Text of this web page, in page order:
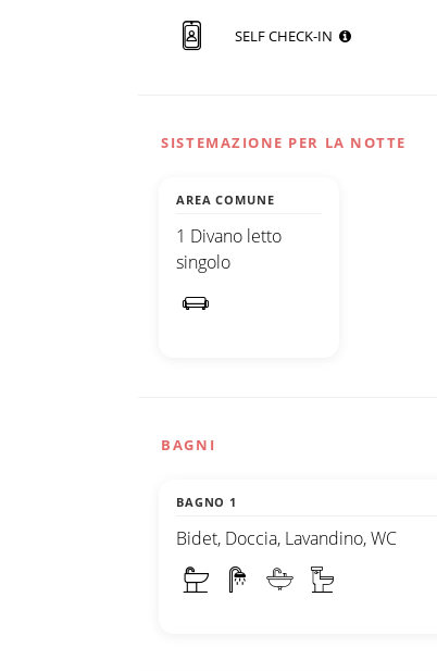
SELF CHECK-IN
SISTEMAZIONE PER LA NOTTE
AREA COMUNE
1 Divano letto
singolo
BAGNI
BAGNO 1
Bidet, Doccia, Lavandino, WC